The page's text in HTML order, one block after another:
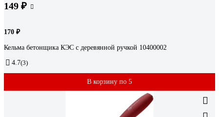
149 ₽
170 ₽
Кельма бетонщика КЭС с деревянной ручкой 10400002
4.7(3)
В корзину по 5